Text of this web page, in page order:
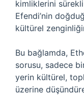
kimliklerini
Efendi’nin
kültürel
Bu bağlamda,
sorusu, sadece
yerin kültürel,
üzerine